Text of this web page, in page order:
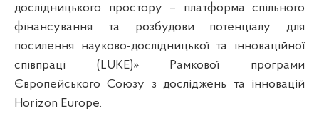
дослідницького простору – платформа спільного
фінансування та розбудови потенціалу для
посилення науково-дослідницької та інноваційної
співпраці (LUKE)» Рамкової програми
Європейського Союзу з досліджень та інновацій
Horizon Europe.